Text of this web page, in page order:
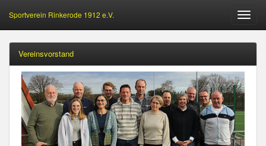
Öffne
Sportverein Rinkerode 1912 e.V.
Vereinsvorstand